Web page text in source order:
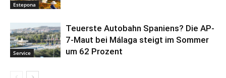
Estepona
Service
Teuerste Autobahn Spaniens? Die AP-
7-Maut bei Málaga steigt im Sommer
um 62 Prozent